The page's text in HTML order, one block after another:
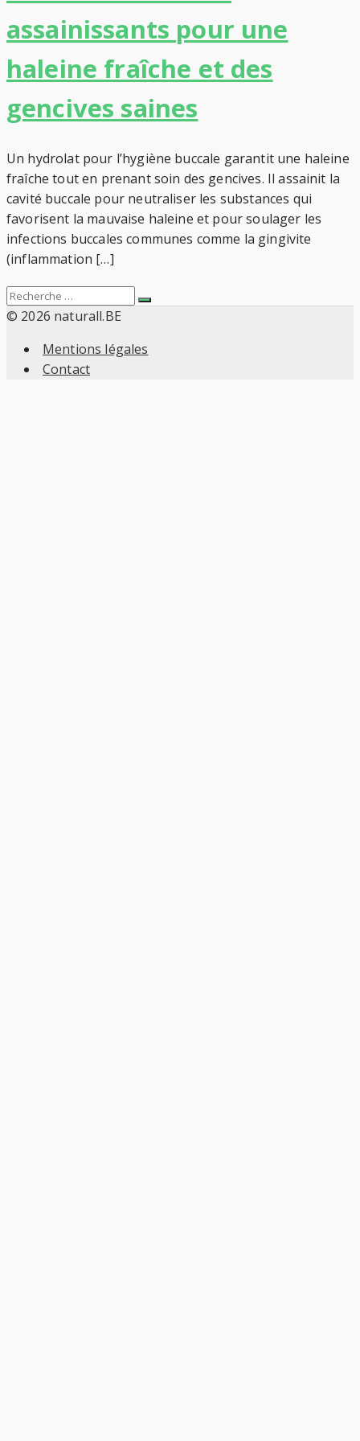
assainissants pour une
haleine fraîche et des
gencives saines
Un hydrolat pour l’hygiène buccale garantit une haleine
fraîche tout en prenant soin des gencives. Il assainit la
cavité buccale pour neutraliser les substances qui
favorisent la mauvaise haleine et pour soulager les
infections buccales communes comme la gingivite
(inflammation […]
Search
for:
Recherche
© 2026 naturall.BE
Mentions légales
Contact